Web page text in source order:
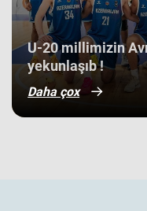
​U-20 millimizin
yekunlaşıb !
Daha çox